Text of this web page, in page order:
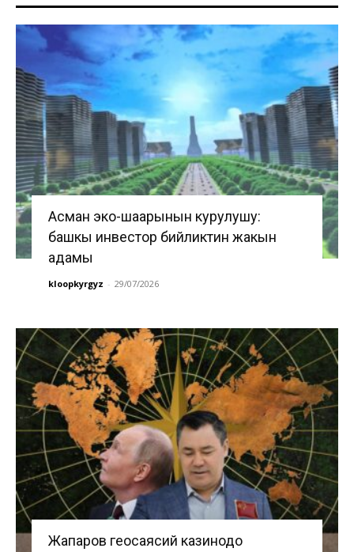
Асман эко-шаарынын курулушу:
башкы инвестор бийликтин жакын
адамы
kloopkyrgyz - 29/07/2026
Жапаров геосаясий казинодо